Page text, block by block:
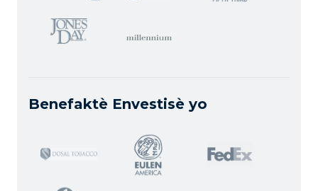
Benefaktè Envestisè yo